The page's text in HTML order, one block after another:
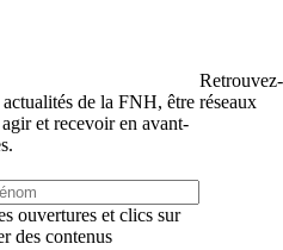
de la FNH, être
et recevoir en avant-
ouvertures et clics sur
des contenus
réseaux